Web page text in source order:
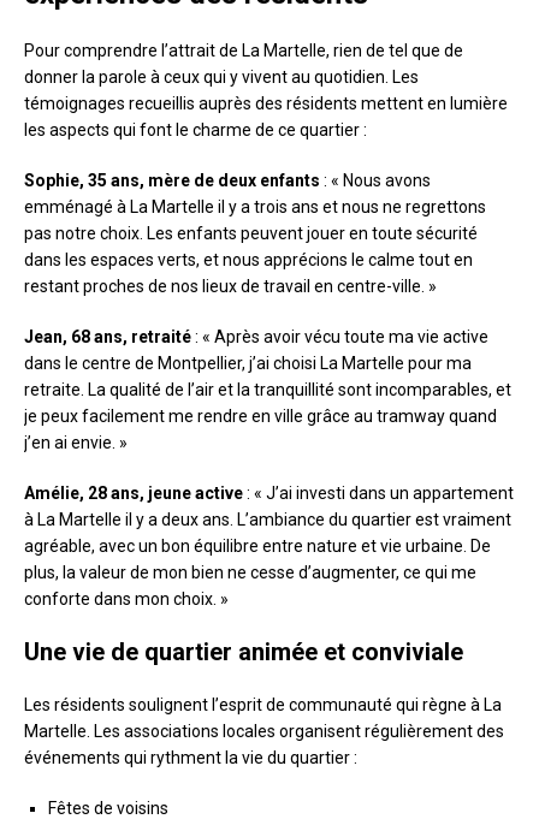
Pour comprendre l’attrait de La Martelle, rien de tel que de
donner la parole à ceux qui y vivent au quotidien. Les
témoignages recueillis auprès des résidents mettent en lumière
les aspects qui font le charme de ce quartier :
Sophie, 35 ans, mère de deux enfants : « Nous avons
emménagé à La Martelle il y a trois ans et nous ne regrettons
pas notre choix. Les enfants peuvent jouer en toute sécurité
dans les espaces verts, et nous apprécions le calme tout en
restant proches de nos lieux de travail en centre-ville. »
Jean, 68 ans, retraité: « Après avoir vécu toute ma vie active
dans le centre de Montpellier, j’ai choisi La Martelle pour ma
retraite. La qualité de l’air et la tranquillité sont incomparables, et
je peux facilement me rendre en ville grâce au tramway quand
j’en ai envie. »
Amélie, 28 ans, jeune active: « J’ai investi dans un appartement
à La Martelle il y a deux ans. L’ambiance du quartier est vraiment
agréable, avec un bon équilibre entre nature et vie urbaine. De
plus, la valeur de mon bien ne cesse d’augmenter, ce qui me
conforte dans mon choix. »
Une vie de quartier animée et conviviale
Les résidents soulignent l’esprit de communauté qui règne à La
Martelle. Les associations locales organisent régulièrement des
événements qui rythment la vie du quartier :
Fêtes de voisins